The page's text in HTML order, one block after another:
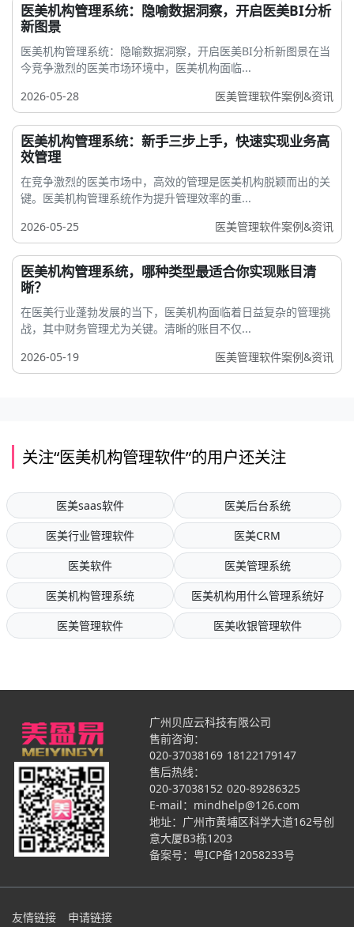
医美机构管理系统：隐喻数据洞察，开启医美BI分析
新图景
医美机构管理系统：隐喻数据洞察，开启医美BI分析新图景在当
今竞争激烈的医美市场环境中，医美机构面临...
2026-05-28
医美管理软件案例&资讯
医美机构管理系统：新手三步上手，快速实现业务高
效管理
在竞争激烈的医美市场中，高效的管理是医美机构脱颖而出的关
键。医美机构管理系统作为提升管理效率的重...
2026-05-25
医美管理软件案例&资讯
医美机构管理系统，哪种类型最适合你实现账目清
晰？
在医美行业蓬勃发展的当下，医美机构面临着日益复杂的管理挑
战，其中财务管理尤为关键。清晰的账目不仅...
2026-05-19
医美管理软件案例&资讯
关注“医美机构管理软件”的用户还关注
医美saas软件
医美后台系统
医美行业管理软件
医美CRM
医美软件
医美管理系统
医美机构管理系统
医美机构用什么管理系统好
医美管理软件
医美收银管理软件
广州贝应云科技有限公司
售前咨询：
020-37038169 18122179147
售后热线：
020-37038152 020-89286325
E-mail：mindhelp@126.com
地址：广州市黄埔区科学大道162号创
意大厦B3栋1203
备案号： 粤ICP备12058233号
友情链接 申请链接